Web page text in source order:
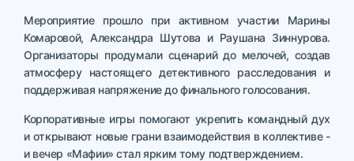
Мероприятие прошло при активном участии Марины
Комаровой, Александра Шутова и Раушана Зиннурова.
Организаторы продумали сценарий до мелочей, создав
атмосферу настоящего детективного расследования и
поддерживая напряжение до финального голосования.
Корпоративные игры помогают укрепить командный дух
и открывают новые грани взаимодействия в коллективе -
и вечер «Мафии» стал ярким тому подтверждением.